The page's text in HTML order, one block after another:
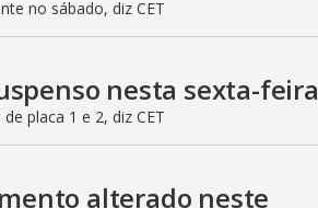
no sábado, diz CET
nesta sexta-feira
placa 1 e 2, diz CET
alterado neste